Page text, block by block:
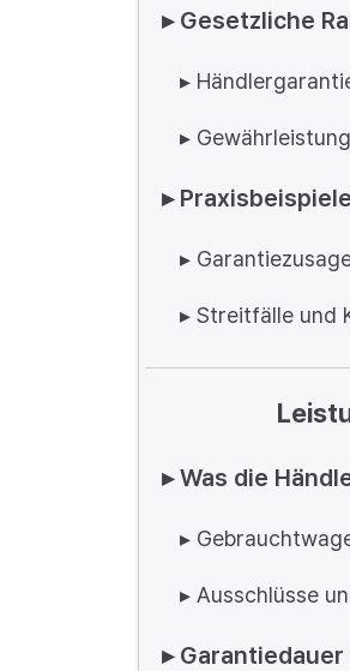
▸ Gesetzliche
▸
▸
▸
▸
▸ Streitfälle und
▸ Was die
▸
▸ Ausschlüsse
▸